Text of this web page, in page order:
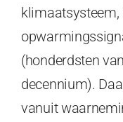
klimaatsysteem,
(honderdsten
decennium).
vanuit